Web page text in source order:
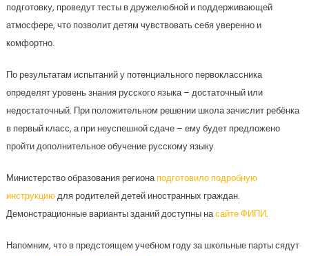
подготовку, проведут тесты в дружелюбной и поддерживающей
атмосфере, что позволит детям чувствовать себя уверенно и
комфортно.
По результатам испытаний у потенциального первоклассника
определят уровень знания русского языка – достаточный или
недостаточный. При положительном решении школа зачислит ребёнка
в первый класс, а при неуспешной сдаче – ему будет предложено
пройти дополнительное обучение русскому языку.
Министерство образования регионаподготовило подробную
инструкциюдля родителей детей иностранных граждан.
Демонстрационные варианты зданий доступны насайте ФИПИ.
Напомним, что в предстоящем учебном году за школьные парты сядут